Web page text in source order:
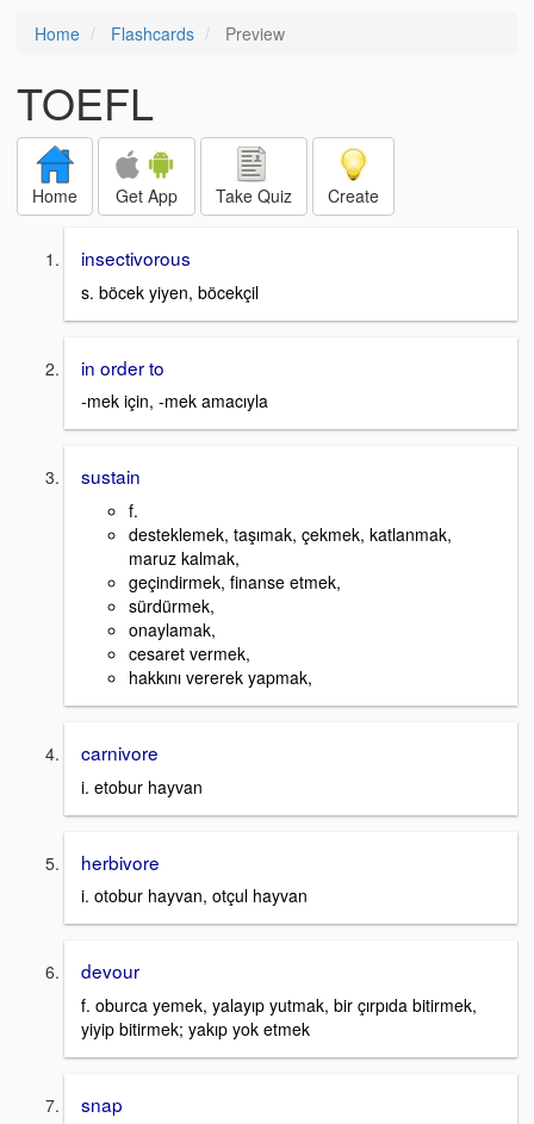
Home Flashcards Preview
TOEFL
Home Get App Take Quiz Create
insectivorous
s. böcek yiyen, böcekçil
in order to
-mek için, -mek amacıyla
sustain
f.
desteklemek, taşımak, çekmek, katlanmak,
maruz kalmak,
geçindirmek, finanse etmek,
sürdürmek,
onaylamak,
cesaret vermek,
hakkını vererek yapmak,
carnivore
i. etobur hayvan
herbivore
i. otobur hayvan, otçul hayvan
devour
f. oburca yemek, yalayıp yutmak, bir çırpıda bitirmek,
yiyip bitirmek; yakıp yok etmek
snap